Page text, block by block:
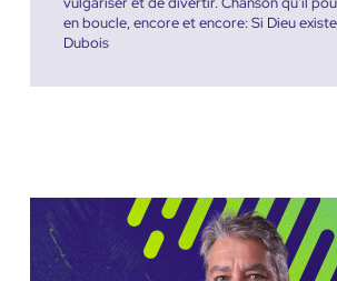
en boucle, encore et encore: Si Dieu
Dubois